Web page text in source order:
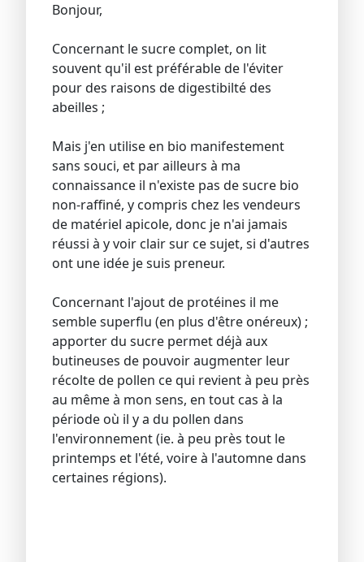
Bonjour,
Concernant le sucre complet, on lit
souvent qu'il est préférable de l'éviter
pour des raisons de digestibilté des
abeilles ;
Mais j'en utilise en bio manifestement
sans souci, et par ailleurs à ma
connaissance il n'existe pas de sucre bio
non-raffiné, y compris chez les vendeurs
de matériel apicole, donc je n'ai jamais
réussi à y voir clair sur ce sujet, si d'autres
ont une idée je suis preneur.
Concernant l'ajout de protéines il me
semble superflu (en plus d'être onéreux) ;
apporter du sucre permet déjà aux
butineuses de pouvoir augmenter leur
récolte de pollen ce qui revient à peu près
au même à mon sens, en tout cas à la
période où il y a du pollen dans
l'environnement (ie. à peu près tout le
printemps et l'été, voire à l'automne dans
certaines régions).